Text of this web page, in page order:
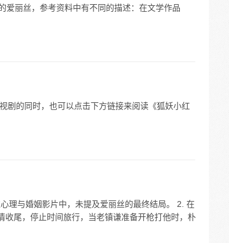
爱丽丝，参考资料中有不同的描述：在文学作品
剧的同时，也可以点击下方链接来阅读《狐妖小红
理与婚姻影片中，未提及爱丽丝的最终结局。 2. 在
尾，停止时间旅行，当老镇谦准备开枪打他时，朴